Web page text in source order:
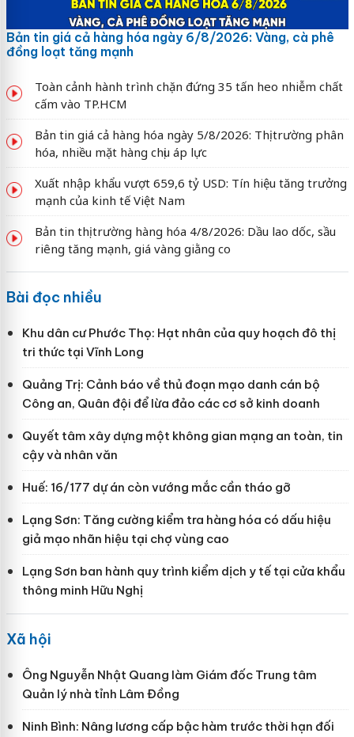
Bản tin giá cả hàng hóa ngày 6/8/2026: Vàng, cà phê
đồng loạt tăng mạnh
Toàn cảnh hành trình chặn đứng 35 tấn heo nhiễm chất
cấm vào TP.HCM
Bản tin giá cả hàng hóa ngày 5/8/2026: Thị trường phân
hóa, nhiều mặt hàng chịu áp lực
Xuất nhập khẩu vượt 659,6 tỷ USD: Tín hiệu tăng trưởng
mạnh của kinh tế Việt Nam
Bản tin thị trường hàng hóa 4/8/2026: Dầu lao dốc, sầu
riêng tăng mạnh, giá vàng giằng co
Bài đọc nhiều
Khu dân cư Phước Thọ: Hạt nhân của quy hoạch đô thị
tri thức tại Vĩnh Long
Quảng Trị: Cảnh báo về thủ đoạn mạo danh cán bộ
Công an, Quân đội để lừa đảo các cơ sở kinh doanh
Quyết tâm xây dựng một không gian mạng an toàn, tin
cậy và nhân văn
Huế: 16/177 dự án còn vướng mắc cần tháo gỡ
Lạng Sơn: Tăng cường kiểm tra hàng hóa có dấu hiệu
giả mạo nhãn hiệu tại chợ vùng cao
Lạng Sơn ban hành quy trình kiểm dịch y tế tại cửa khẩu
thông minh Hữu Nghị
Xã hội
Ông Nguyễn Nhật Quang làm Giám đốc Trung tâm
Quản lý nhà tỉnh Lâm Đồng
Ninh Bình: Nâng lương cấp bậc hàm trước thời hạn đối